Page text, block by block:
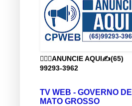
👨🏻‍⚕️ANUNCIE AQUI✍️(65)
99293-3962
TV WEB - GOVERNO DE
MATO GROSSO